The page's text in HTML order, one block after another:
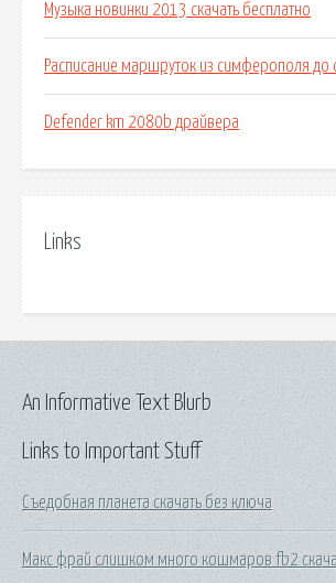
Музыка новинки 2013 скачать бесплатно
Расписание маршруток из симферополя до
Defender km 2080b драйвера
Links
Links to Important Stuff
Съедобная планета скачать без ключа
Макс фрай слишком много кошмаров fb2
An Informative Text Blurb